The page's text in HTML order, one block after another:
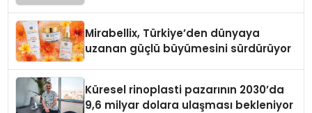
Mirabellix, Türkiye’den dünyaya
uzanan güçlü büyümesini sürdürüyor
Küresel rinoplasti pazarının 2030’da
9,6 milyar dolara ulaşması bekleniyor